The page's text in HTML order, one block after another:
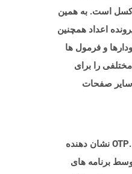
است. به همین
اعداد همچنین
و فرمول ها
را برای
سایر صفحات
پرونده هایی با برنامه افزودنی .OTP نشان دهنده
برنامه های